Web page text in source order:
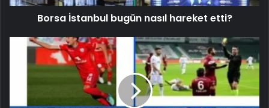
Borsa İstanbul bugün nasıl hareket etti?